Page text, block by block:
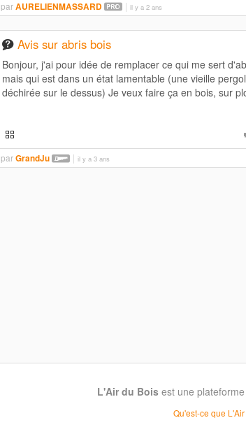
parAURELIENMASSARD il y a 2 ans
Avis sur abris bois
Bonjour, j'ai pour idée de remplacer ce qui me sert
mais qui est dans un état lamentable (une vieille
déchirée sur le dessus) Je veux faire ça en bois, sur
parGrandJu il y a 3 ans
L'Air du Bois est une plateforme
Qu'est-ce que